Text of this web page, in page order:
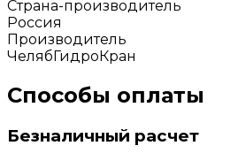
Страна-производитель
Россия
Производитель
ЧелябГидроКран
Способы оплаты
Безналичный расчет